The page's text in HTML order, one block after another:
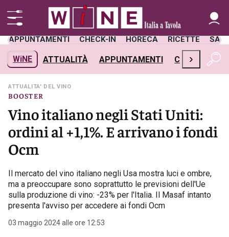
APPUNTAMENTI CHECK-IN HORECA RICETTE
WiNE ATTUALITÀ APPUNTAMENTI CHECK-IN
›
BOOSTER
ATTUALITA' DEL VINO
Vino italiano negli Stati Uniti:
ordini al +1,1%. E arrivano i fondi
Ocm
Il mercato del vino italiano negli Usa mostra luci e ombre,
ma a preoccupare sono soprattutto le previsioni dell'Ue
sulla produzione di vino: -23% per l'Italia. Il Masaf intanto
presenta l'avviso per accedere ai fondi Ocm
03 maggio 2024 alle ore 12:53